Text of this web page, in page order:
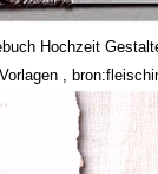
Hochzeit
,